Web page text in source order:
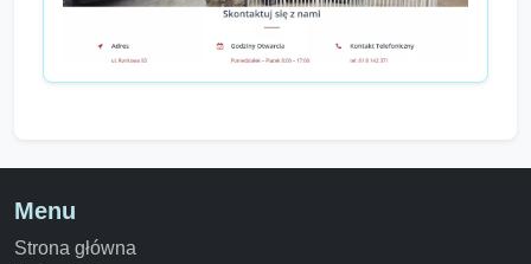
Menu
Strona główna